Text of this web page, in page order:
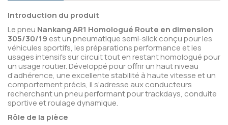
Introduction du produit
Le pneu Nankang AR1 Homologué Route en dimension
305/30/19 est un pneumatique semi-slick conçu pour les
véhicules sportifs, les préparations performance et les
usages intensifs sur circuit tout en restant homologué pour
un usage routier. Développé pour offrir un haut niveau
d’adhérence, une excellente stabilité à haute vitesse et un
comportement précis, il s’adresse aux conducteurs
recherchant un pneu performant pour trackdays, conduite
sportive et roulage dynamique.
Rôle de la pièce